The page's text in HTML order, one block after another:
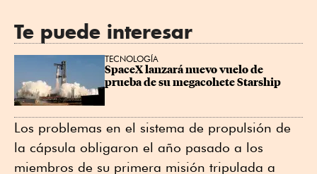
Te puede interesar
TECNOLOGÍA
SpaceX lanzará nuevo vuelo de
prueba de su megacohete Starship
Los problemas en el sistema de propulsión de
la cápsula obligaron el año pasado a los
miembros de su primera misión tripulada a